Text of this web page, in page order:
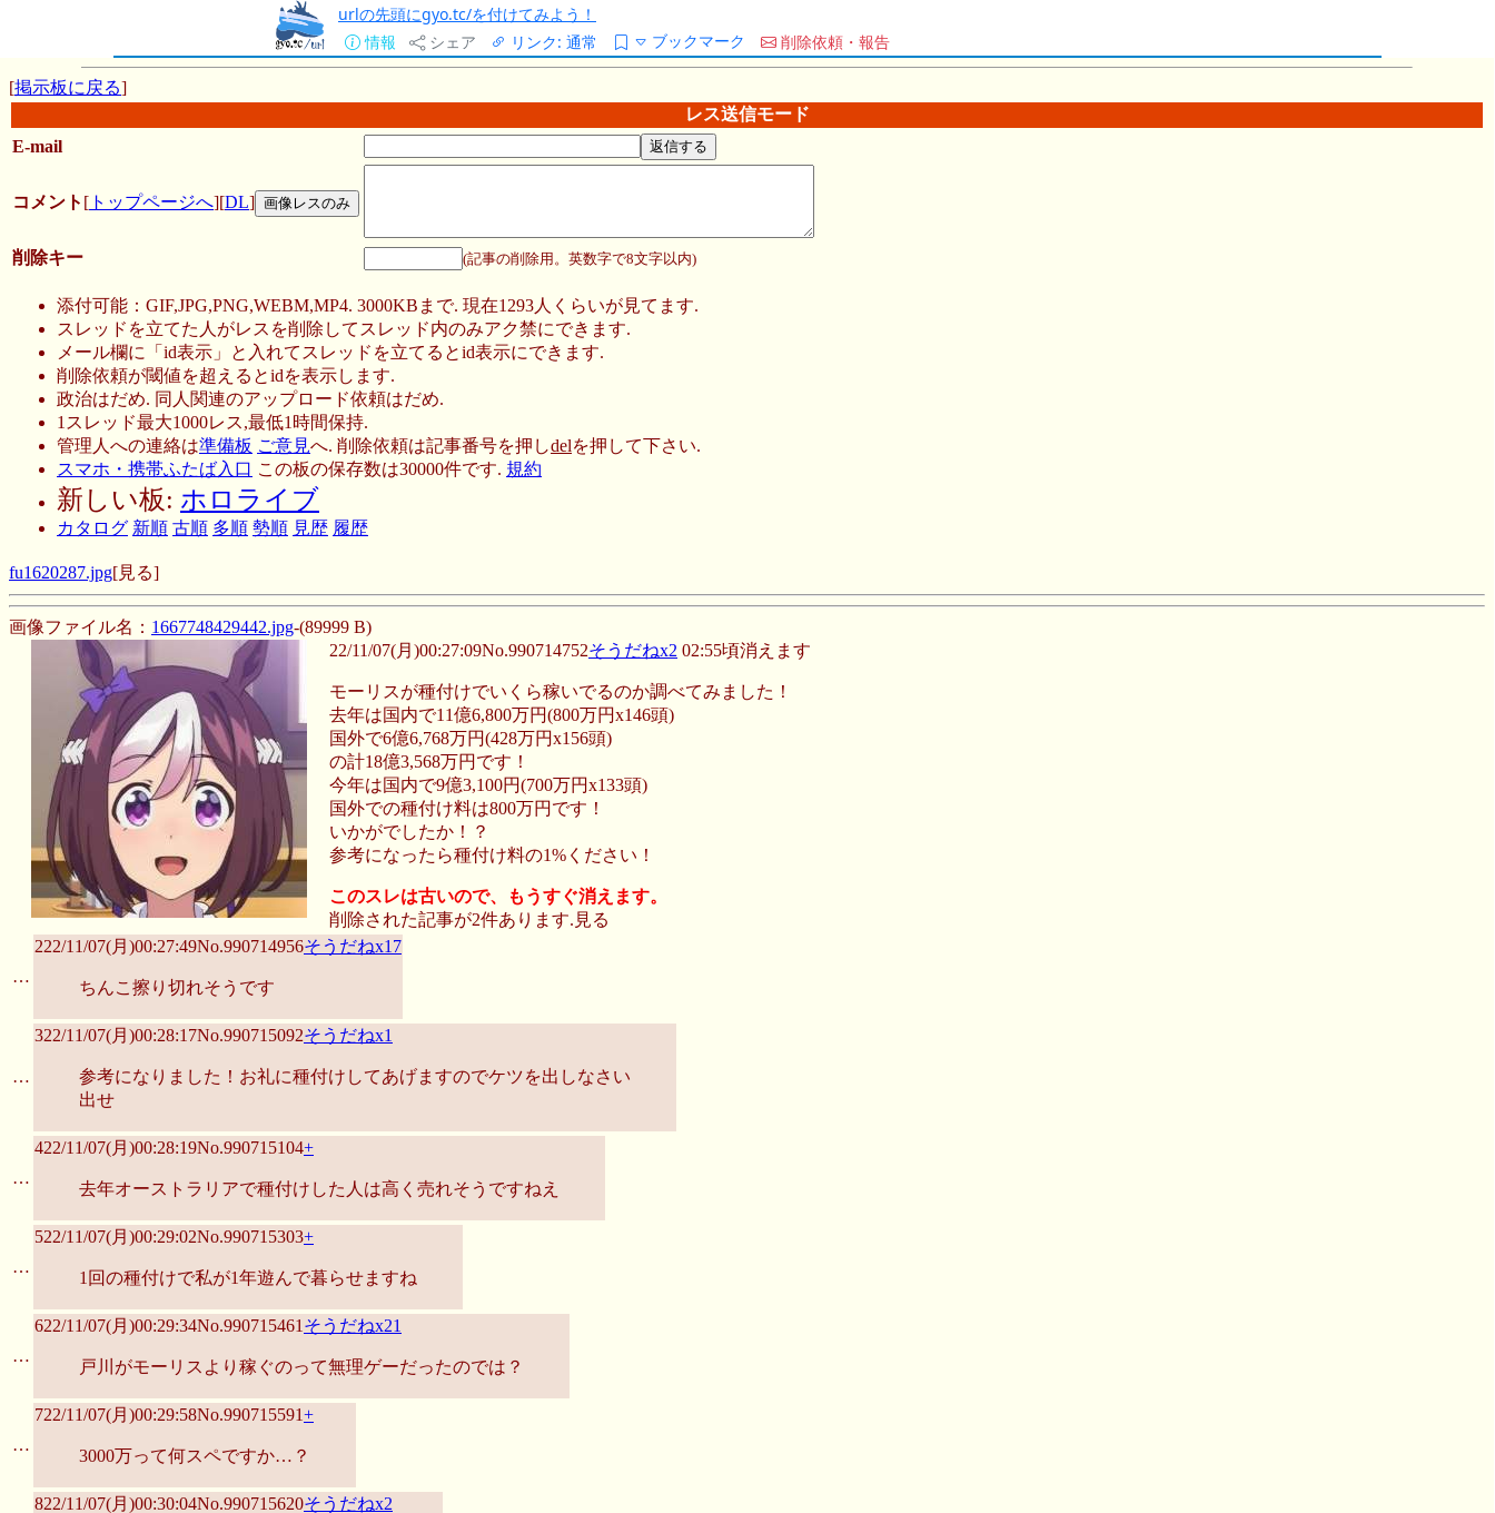
urlの先頭にgyo.tc/を付けてみよう！
情報
シェア リンク: 通常 ブックマーク 削除依頼・報告